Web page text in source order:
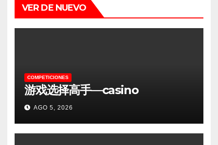
VER DE NUEVO
COMPETICIONES
游戏选择高手—casino
AGO 5, 2026